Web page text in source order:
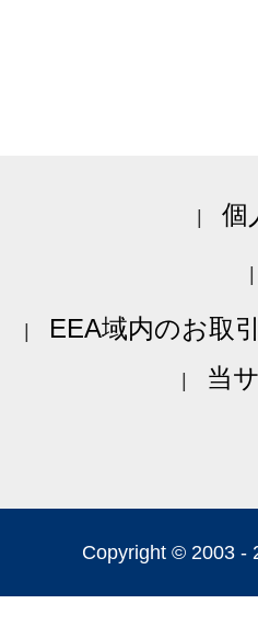
個
EEA域内のお取
当
Copyright © 2003 -